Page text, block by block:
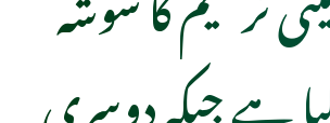
ہے جبکہ دوسری